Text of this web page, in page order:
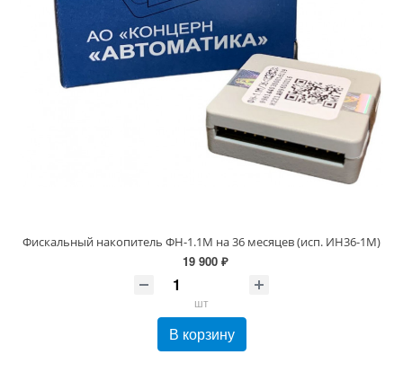
Фискальный накопитель ФН-1.1М на 36 месяцев (исп. ИН36-1М)
19 900 ₽
шт
В корзину